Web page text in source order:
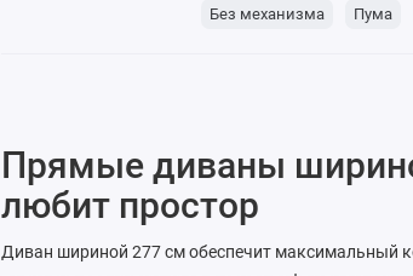
Прямые диваны
любит простор
Диван шириной 277 см обеспечит максимальный
Без механизма Пума